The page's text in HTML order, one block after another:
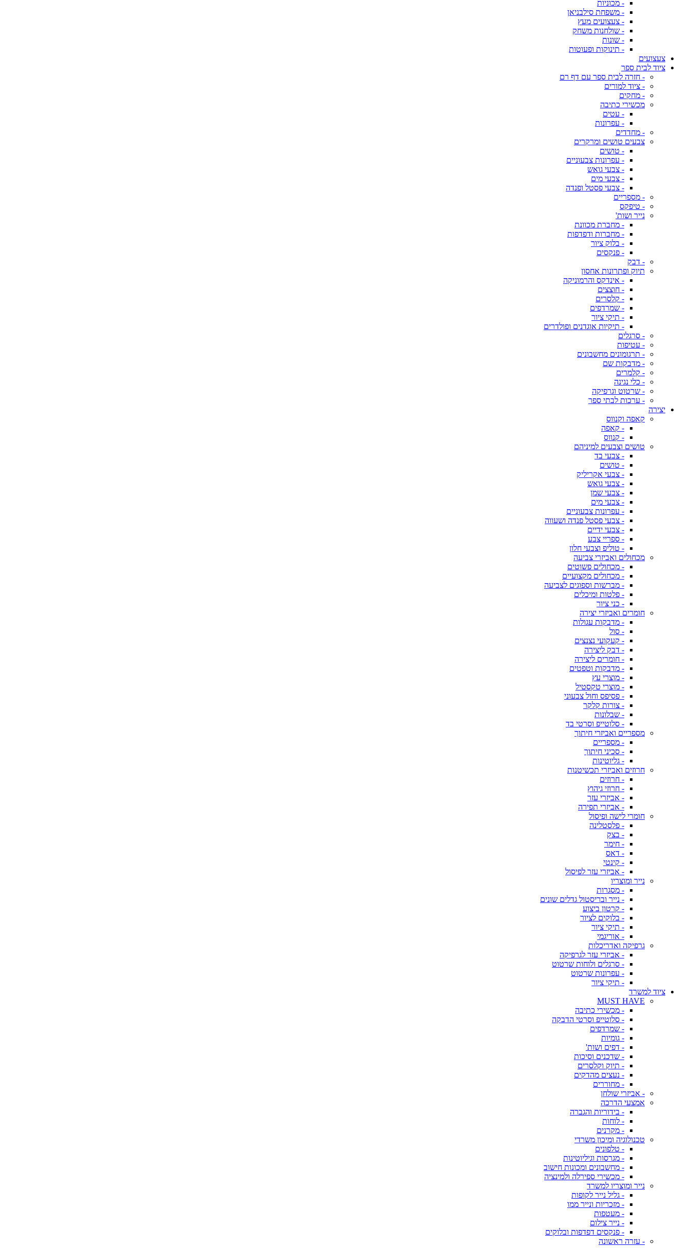
- מכוניות
- משפחת סילבניאן
- צעצועים מעץ
- שולחנות משחק
- שונות
- תינוקות ופעוטות
צעצועים
ציוד לבית ספר
- חזרה לבית ספר עם דף רם
- ציוד למורים
- מחקים
מכשירי כתיבה
- עטים
- עפרונות
- מחדדים
צבעים טושים ומרקרים
- טושים
- עפרונות צבעוניים
- צבעי גואש
- צבעי מים
- צבעי פסטל ופנדה
- מספריים
- טיפקס
נייר ושות'
- מחברת מכוונת
- מחברות ודפדפות
- בלוק ציור
- פנקסים
- דבק
תיוק ופתרונות אחסון
- אינדקס והרמוניקה
- חוצצים
- קלסרים
- שמרדפים
- תיקי ציור
- תיקיות אוגדנים ופולדרים
- סרגלים
- עטיפות
- תרגומונים מחשבונים
- מדבקות שם
- קלמרים
- כלי נגינה
- שרטוט וגרפיקה
- ערכות לבתי ספר
יצירה
קאפה וקנווס
- קאפה
- קנווס
טושים וצבעים למיניהם
- צבעי בד
- טושים
- צבעי אקריליק
- צבעי גואש
- צבעי שמן
- צבעי מים
- עפרונות צבעוניים
- צבעי פסטל פנדה ושעווה
- צבעי ידיים
- ספריי צבע
- טוליפ וצבעי חלון
מכחולים ואביזרי צביעה
- מכחולים פשוטים
- מכחולים מקצועיים
- מברשות וספוגים לצביעה
- פלטות ומיכלים
- כני ציור
חומרים ואביזרי יצירה
- מדבקות עגולות
- סול
- קעקועי נצנצים
- דבק ליצירה
- חומרים ליצירה
- מדבקות וטפטים
- מוצרי עץ
- מוצרי טקסטיל
- פסיפס וחול צבעוני
- צורות קלקר
- שבלונות
- סלוטייפ וסרטי בד
מספריים ואביזרי חיתוך
- מספריים
- סכיני חיתוך
- גליוטינות
חרוזים ואביזרי תכשיטנות
- חרוזים
- חרוזי גיהוץ
- אביזרי עזר
- אביזרי תפירה
חומרי לישה ופיסול
- פלסטלינה
- בצק
- חימר
- דאס
- קינטי
- אביזרי עזר לפיסול
נייר ומוצריו
- מסגרות
- נייר ובריסטול גדלים שונים
- קרטון ביצוע
- בלוקים לציור
- תיקי ציור
- אוריגמי
גרפיקה ואדריכלות
- אביזרי עזר לגרפיקה
- סרגלים ולוחות שרטוט
- עפרונות שרטוט
- תיקי ציור
ציוד למשרד
MUST HAVE
- מכשירי כתיבה
- סלוטייפ וסרטי הדבקה
- שמרדפים
- גומיות
- דפים ושות'
- שדכנים וסיכות
- תיוק וקלסרים
- נעצים מהדקים
- מחוררים
- אביזרי שולחן
אמצעי הדרכה
- בידוריות והגברה
- לוחות
- מקרנים
טכנולוגיה ומיכון משרדי
- טלפונים
- מגרסות וגיליוטינות
- מחשבונים ומכונות חישוב
- מכשירי ספירלה ולמינציה
נייר ומוצריו למשרד
- גליל נייר לקופות
- מזכריות ונייר ממו
- מעטפות
- נייר צילום
- פנקסים דפדפות ובלוקים
- עזרה ראשונה